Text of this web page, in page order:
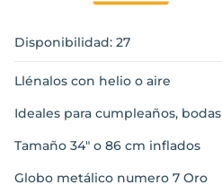
Disponibilidad: 27
Llénalos con helio o aire
Ideales para cumpleaños, bodas
Tamaño 34" o 86 cm inflados
Globo metálico numero 7 Oro